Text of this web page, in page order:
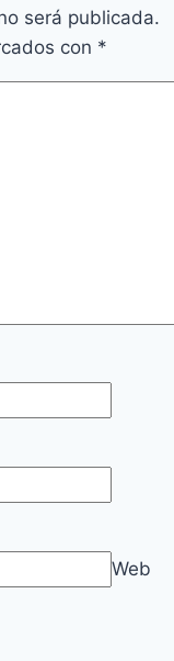
será publicada.
con *
Web